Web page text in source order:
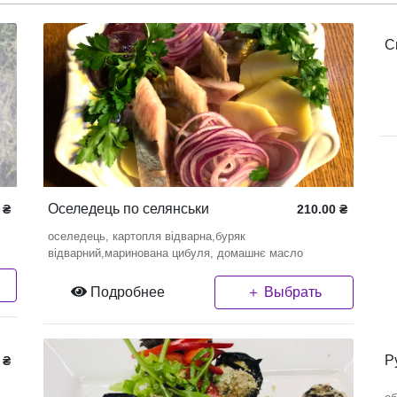
₴ Оселедець по селянськи 210.00 ₴
оселедець, картопля відварна,буряк
відварний,маринована цибуля, домашнє масло
Подробнее ＋ Выбрать
₴